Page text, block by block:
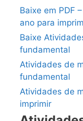
Baixe em PDF
ano para
Baixe
fundamental
Atividades de
fundamental
Atividades de
imprimir